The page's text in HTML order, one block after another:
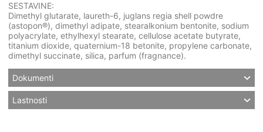
SESTAVINE:
Dimethyl glutarate, laureth-6, juglans regia shell powdre
(astopon®), dimethyl adipate, stearalkonium bentonite, sodium
polyacrylate, ethylhexyl stearate, cellulose acetate butyrate,
titanium dioxide, quaternium-18 betonite, propylene carbonate,
dimethyl succinate, silica, parfum (fragnance).
Dokumenti
Lastnosti